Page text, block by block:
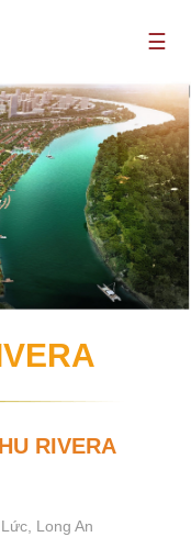
☰
RIVERA
Long An